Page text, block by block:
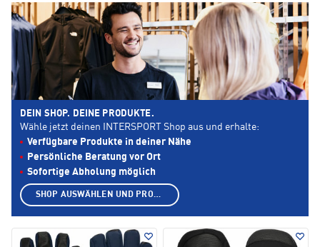
DEIN SHOP. DEINE PRODUKTE.
Wähle jetzt deinen INTERSPORT Shop aus und erhalte:
Verfügbare Produkte in deiner Nähe
Persönliche Beratung vor Ort
Sofortige Abholung möglich
SHOP AUSWÄHLEN UND PRODUKTE ANZEIGEN